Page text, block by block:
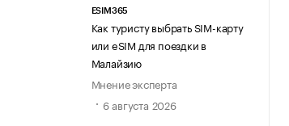
ESIM365
Как туристу выбрать SIM-карту
или eSIM для поездки в
Малайзию
Мнение эксперта
6 августа 2026